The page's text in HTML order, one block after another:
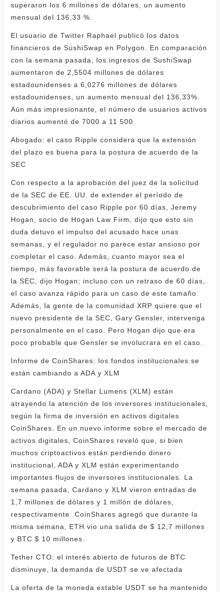
superaron los 6 millones de dólares, un aumento
mensual del 136,33 %.
El usuario de Twitter Raphael publicó los datos
financieros de SushiSwap en Polygon. En comparación
con la semana pasada, los ingresos de SushiSwap
aumentaron de 2,5504 millones de dólares
estadounidenses a 6,0276 millones de dólares
estadounidenses, un aumento mensual del 136,33%.
Aún más impresionante, el número de usuarios activos
diarios aumentó de 7000 a 11 500.
Abogado: el caso Ripple considera que la extensión
del plazo es buena para la postura de acuerdo de la
SEC
Con respecto a la aprobación del juez de la solicitud
de la SEC de EE. UU. de extender el período de
descubrimiento del caso Ripple por 60 días, Jeremy
Hogan, socio de Hogan Law Firm, dijo que esto sin
duda detuvo el impulso del acusado hace unas
semanas, y el regulador no parece estar ansioso por
completar el caso. Además, cuanto mayor sea el
tiempo, más favorable será la postura de acuerdo de
la SEC, dijo Hogan; incluso con un retraso de 60 días,
el caso avanza rápido para un caso de este tamaño.
Además, la gente de la comunidad XRP quiere que el
nuevo presidente de la SEC, Gary Gensler, intervenga
personalmente en el caso. Pero Hogan dijo que era
poco probable que Gensler se involucrara en el caso.
Informe de CoinShares: los fondos institucionales se
están cambiando a ADA y XLM
Cardano (ADA) y Stellar Lumens (XLM) están
atrayendo la atención de los inversores institucionales,
según la firma de inversión en activos digitales
CoinShares. En un nuevo informe sobre el mercado de
activos digitales, CoinShares reveló que, si bien
muchos criptoactivos están perdiendo dinero
institucional, ADA y XLM están experimentando
importantes flujos de inversores institucionales. La
semana pasada, Cardano y XLM vieron entradas de
1,7 millones de dólares y 1 millón de dólares,
respectivamente. CoinShares agregó que durante la
misma semana, ETH vio una salida de $ 12,7 millones
y BTC $ 10 millones.
Tether CTO: el interés abierto de futuros de BTC
disminuye, la demanda de USDT se ve afectada
La oferta de la moneda estable USDT se ha mantenido